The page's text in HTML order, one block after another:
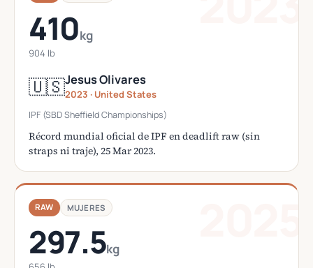
410kg
904 lb
🇺🇸Jesus Olivares
2023 · United States
IPF (SBD Sheffield Championships)
Récord mundial oficial de IPF en deadlift raw (sin
straps ni traje), 25 Mar 2023.
RAW MUJERES
297.5kg